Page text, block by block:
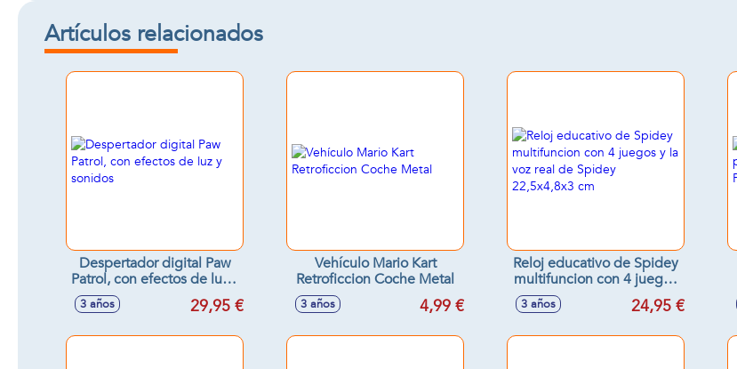
Artículos relacionados
Despertador digital Paw
Patrol, con efectos de luz y
3 años 29,95 €
Vehículo Mario Kart
Retroficcion Coche Metal
3 años 4,99 €
Reloj educativo de Spidey
multifuncion con 4 juegos
y la voz real de Spidey
22,5x4,8x3 cm
3 años 24,95 €